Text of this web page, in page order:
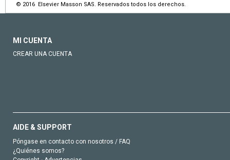
© 2016 Elsevier Masson SAS. Reservados todos los derechos.
MI CUENTA
CREAR UNA CUENTA
AIDE & SUPPORT
Póngase en contacto con nosotros / FAQ
¿Quiénes somos?